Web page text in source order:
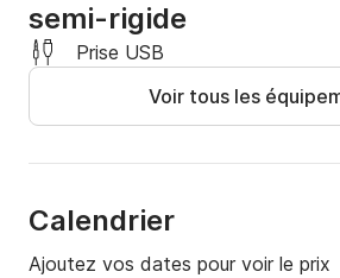
semi-rigide
Prise USB
Voir tous les
Calendrier
Ajoutez vos dates pour voir le prix